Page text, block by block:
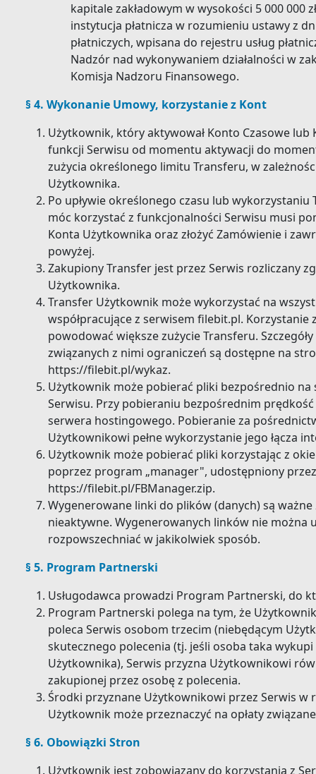
kapitale zakładowym w wysokości 5 000 000
instytucja płatnicza w rozumieniu ustawy z
płatniczych, wpisana do rejestru usług
Nadzór nad wykonywaniem działalności w
Komisja Nadzoru Finansowego.
§ 4. Wykonanie Umowy, korzystanie z Kont
Użytkownik, który aktywował Konto Czasowe
funkcji Serwisu od momentu aktywacji do
zużycia określonego limitu Transferu, w
Użytkownika.
Po upływie określonego czasu lub
móc korzystać z funkcjonalności Serwisu musi
Konta Użytkownika oraz złożyć Zamówienie i
powyżej.
Zakupiony Transfer jest przez Serwis rozliczany
Użytkownika.
Transfer Użytkownik może wykorzystać na
współpracujące z serwisem filebit.pl.
powodować większe zużycie Transferu.
związanych z nimi ograniczeń są dostępne na
https://filebit.pl/wykaz.
Użytkownik może pobierać pliki bezpośrednio
Serwisu. Przy pobieraniu bezpośrednim
serwera hostingowego. Pobieranie za
Użytkownikowi pełne wykorzystanie jego łącza
Użytkownik może pobierać pliki korzystając z
poprzez program „manager", udostępniony
https://filebit.pl/FBManager.zip.
Wygenerowane linki do plików (danych) są
nieaktywne. Wygenerowanych linków nie można
rozpowszechniać w jakikolwiek sposób.
§ 5. Program Partnerski
Usługodawca prowadzi Program Partnerski, do
Program Partnerski polega na tym, że
poleca Serwis osobom trzecim (niebędącym
skutecznego polecenia (tj. jeśli osoba taka
Użytkownika), Serwis przyzna Użytkownikowi
zakupionej przez osobę z polecenia.
Środki przyznane Użytkownikowi przez Serwis
Użytkownik może przeznaczyć na opłaty
§ 6. Obowiązki Stron
Użytkownik jest zobowiązany do korzystania z